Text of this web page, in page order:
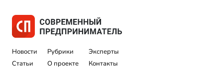
Новости
Статьи
Рубрики
О проекте
Эксперты
Контакты